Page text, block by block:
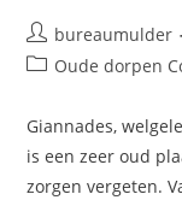
Bericht
auteur:
bureaumulder
Berichtcategorie:
Oude dorpen
Giannades,
is een zeer oud
zorgen vergeten.